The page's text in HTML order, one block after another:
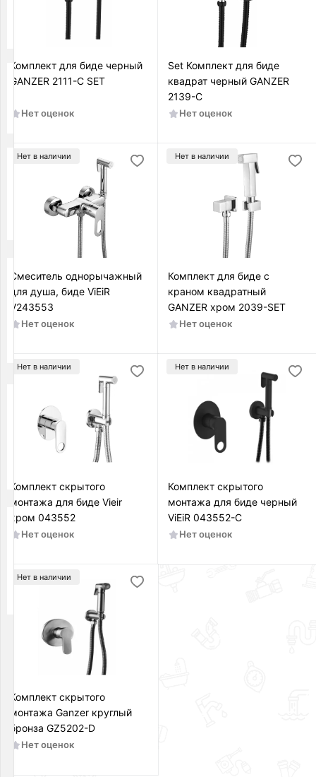
Материал
Латунь
Рычажное
Высота
излива,
см
Длина
излива,
Вращение
Комплект для биде черный
GANZER 2111-C SET
Нет оценок
Set Комплект для биде
квадрат черный GАNZER
2139-C
Нет оценок
Нет в наличии
Смеситель однорычажный
для душа, биде ViEiR
V243553
Нет оценок
Нет в наличии
Комплект для биде с
краном квадратный
GANZER хром 2039-SET
Нет оценок
Нет в наличии
Комплект скрытого
монтажа для биде Vieir
хром 043552
Нет оценок
Нет в наличии
Комплект скрытого
монтажа для биде черный
ViEiR 043552-C
Нет оценок
Нет в наличии
Комплект скрытого
монтажа Ganzer круглый
бронза GZ5202-D
Нет оценок